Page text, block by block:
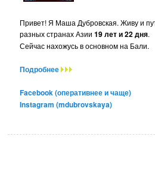
Привет! Я Маша Дубровская. Живу и
разных странах Азии19 лет и 22 дня.
Сейчас нахожусь в основном на Бали.
Подробнее
Facebook (оперативнее и чаще)
Instagram (mdubrovskaya)